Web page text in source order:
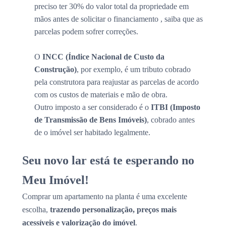
preciso ter 30% do valor total da propriedade em
mãos antes de solicitar o financiamento , saiba que as
parcelas podem sofrer correções.
O INCC (Índice Nacional de Custo da
Construção), por exemplo, é um tributo cobrado
pela construtora para reajustar as parcelas de acordo
com os custos de materiais e mão de obra.
Outro imposto a ser considerado é o ITBI (Imposto
de Transmissão de Bens Imóveis), cobrado antes
de o imóvel ser habitado legalmente.
Seu novo lar está te esperando no
Meu Imóvel!
Comprar um apartamento na planta é uma excelente
escolha, trazendo personalização, preços mais
acessíveis e valorização do imóvel.